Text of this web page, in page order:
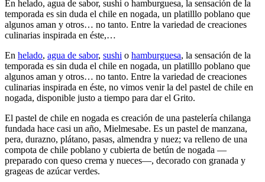
En helado, agua de sabor, sushi o hamburguesa, la sensación de la
temporada es sin duda el chile en nogada, un platilllo poblano que
algunos aman y otros… no tanto. Entre la variedad de creaciones
culinarias inspirada en éste,…
En helado, agua de sabor, sushi o hamburguesa, la sensación de la
temporada es sin duda el chile en nogada, un platilllo poblano que
algunos aman y otros… no tanto. Entre la variedad de creaciones
culinarias inspirada en éste, no vimos venir la del pastel de chile en
nogada, disponible justo a tiempo para dar el Grito.
El pastel de chile en nogada es creación de una pastelería chilanga
fundada hace casi un año, Mielmesabe. Es un pastel de manzana,
pera, durazno, plátano, pasas, almendra y nuez; va relleno de una
compota de chile poblano y cubierta de betún de nogada —
preparado con queso crema y nueces—, decorado con granada y
grageas de azúcar verdes.